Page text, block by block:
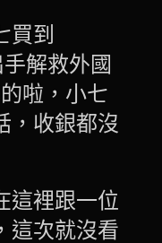
買到
解救外國
啦，小七
，收銀都沒
這裡跟一位
這次就沒看